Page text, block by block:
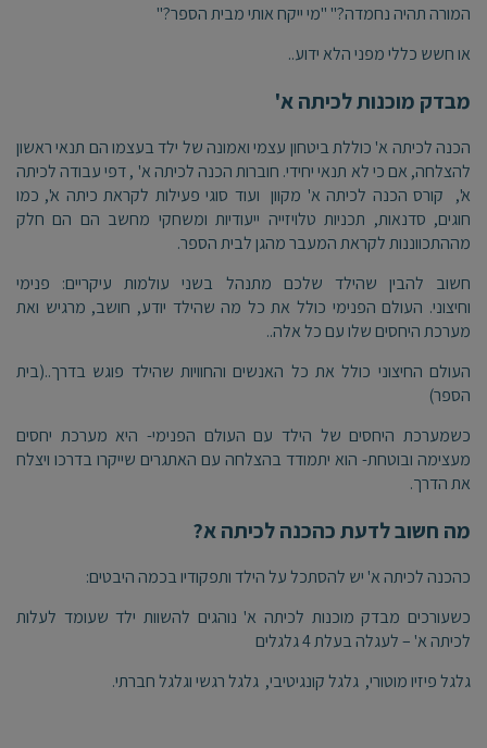
המורה תהיה נחמדה?" "מי ייקח אותי מבית הספר?"
או חשש כללי מפני הלא ידוע..
מבדק מוכנות לכיתה א'
הכנה לכיתה א' כוללת ביטחון עצמי ואמונה של ילד בעצמו הם תנאי ראשון
להצלחה, אם כי לא תנאי יחידי. חוברות הכנה לכיתה א' , דפי עבודה לכיתה
א', קורס הכנה לכיתה א' מקוון ועוד סוגי פעילות לקראת כיתה א', כמו
חוגים, סדנאות, תכניות טלויזייה ייעודיות ומשחקי מחשב הם הם חלק
מההתכווננות לקראת המעבר מהגן לבית הספר.
חשוב להבין שהילד שלכם מתנהל בשני עולמות עיקריים: פנימי
וחיצוני. העולם הפנימי כולל את כל מה שהילד יודע, חושב, מרגיש ואת
מערכת היחסים שלו עם כל אלה..
העולם החיצוני כולל את כל האנשים והחוויות שהילד פוגש בדרך..(בית
הספר)
כשמערכת היחסים של הילד עם העולם הפנימי- היא מערכת יחסים
מעצימה ובוטחת- הוא יתמודד בהצלחה עם האתגרים שייקרו בדרכו ויצלח
את הדרך.
מה חשוב לדעת כהכנה לכיתה א?
כהכנה לכיתה א' יש להסתכל על הילד ותפקודיו בכמה היבטים:
כשעורכים מבדק מוכנות לכיתה א' נוהגים להשוות ילד שעומד לעלות
לכיתה א' – לעגלה בעלת 4 גלגלים
גלגל פיזיו מוטורי, גלגל קונגיטיבי, גלגל רגשי וגלגל חברתי.